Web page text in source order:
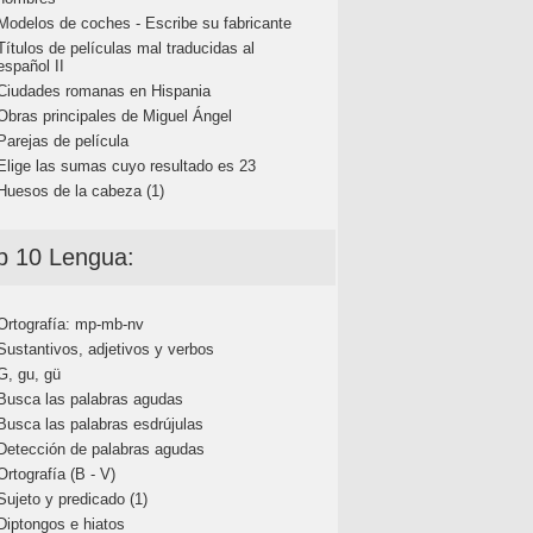
de coches - Escribe su fabricante
de películas mal traducidas al
II
romanas en Hispania
principales de Miguel Ángel
de película
las sumas cuyo resultado es 23
de la cabeza (1)
10 Lengua:
mp-mb-nv
adjetivos y verbos
gu, gü
las palabras agudas
las palabras esdrújulas
de palabras agudas
(B - V)
y predicado (1)
e hiatos